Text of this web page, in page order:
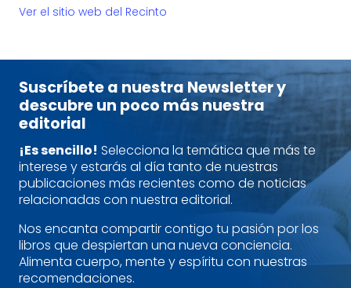
Ver el sitio web del Recinto
Suscríbete a nuestra Newsletter y
descubre un poco más nuestra
editorial
¡Es sencillo! Selecciona la temática que más te
interese y estarás al día tanto de nuestras
publicaciones más recientes como de noticias
relacionadas con nuestra editorial.
Nos encanta compartir contigo tu pasión por los
libros que despiertan una nueva conciencia.
Alimenta cuerpo, mente y espíritu con nuestras
recomendaciones.